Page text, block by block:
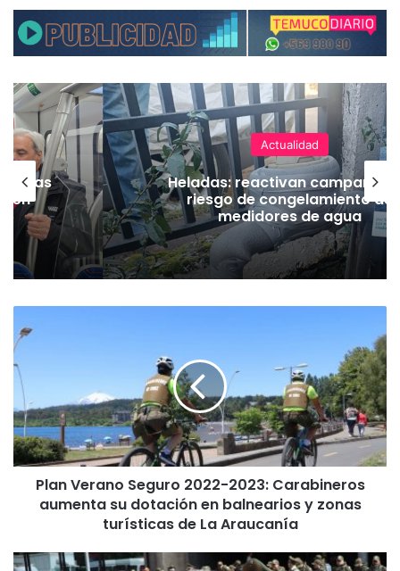
vías
Actualidad
Heladas: reactivan campaña
riesgo de congelamiento de
medidores de agua
a
n
e
r
a
n
u
Plan Verano Seguro 2022-2023: Carabineros
aumenta su dotación en balnearios y zonas
turísticas de La Araucanía
A